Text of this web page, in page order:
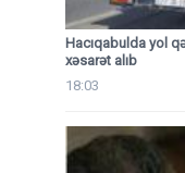
Hacıqabulda yol
xəsarət alıb
18:03